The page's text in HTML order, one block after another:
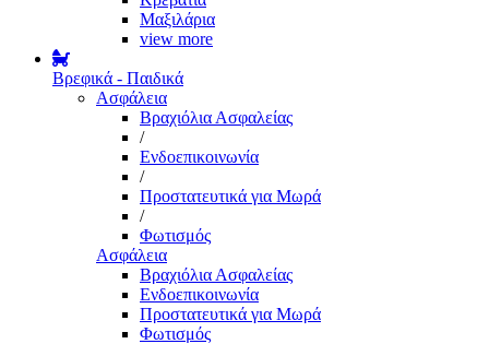
Μαξιλάρια
view more
Βρεφικά - Παιδικά
Ασφάλεια
Βραχιόλια Ασφαλείας
/
Ενδοεπικοινωνία
/
Προστατευτικά για Μωρά
/
Φωτισμός
Ασφάλεια
Βραχιόλια Ασφαλείας
Ενδοεπικοινωνία
Προστατευτικά για Μωρά
Φωτισμός